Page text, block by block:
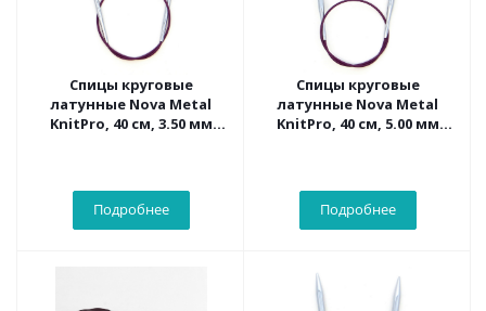
Спицы круговые
латунные Nova Metal
KnitPro, 40 см, 3.50 мм
Подробнее
Спицы круговые
латунные Nova Metal
KnitPro, 40 см, 5.00 мм
Подробнее